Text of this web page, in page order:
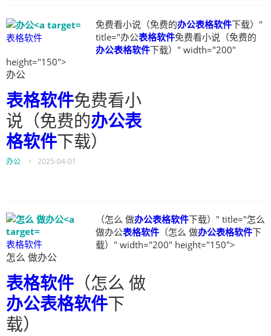
表格软件
免费看小说（免费的办公表格软件下载）"
title="办公表格软件免费看小说（免费的
办公表格软件下载）" width="200"
height="150">
办公
表格软件免费看小
说（免费的办公表
格软件下载）
办公 • 2025-04-01
表格软件
（怎么 做办公表格软件下载）" title="怎么
做办公表格软件 （怎么 做办公表格软件下
载）" width="200" height="150">
怎么 做办公
表格软件 （怎么 做
办公表格软件下
载）